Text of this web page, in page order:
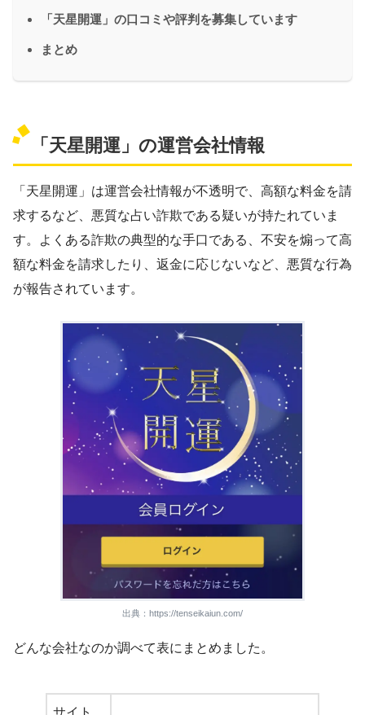
「天星開運」の口コミや評判を募集しています
まとめ
「天星開運」の運営会社情報
「天星開運」は運営会社情報が不透明で、高額な料金を請
求するなど、悪質な占い詐欺である疑いが持たれていま
す。よくある詐欺の典型的な手口である、不安を煽って高
額な料金を請求したり、返金に応じないなど、悪質な行為
が報告されています。
出典：https://tenseikaiun.com/
どんな会社なのか調べて表にまとめました。
サイト